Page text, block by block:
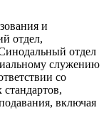
и
отдел,
отдел
служению
со
включая